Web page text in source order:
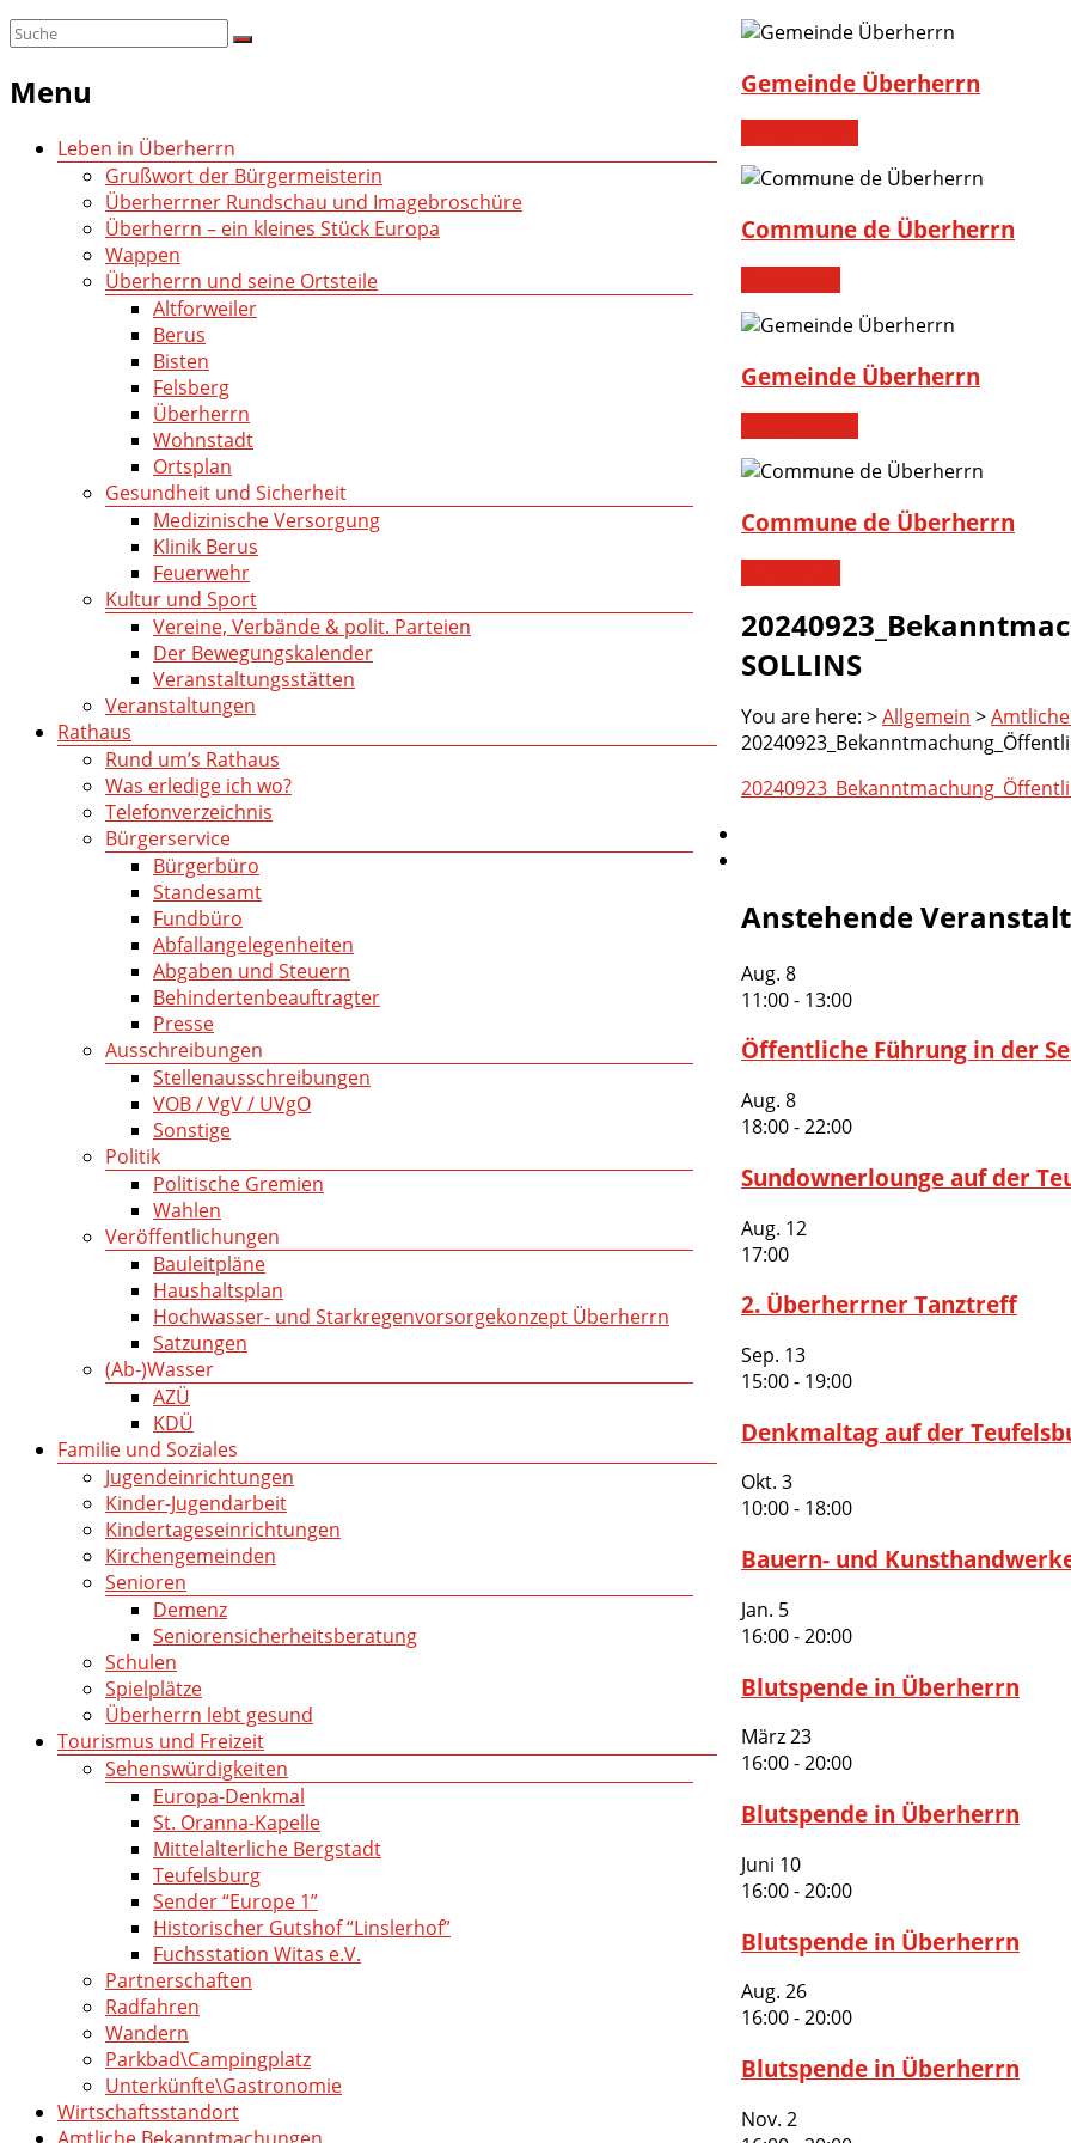
Menu
Leben in Überherrn
Grußwort der Bürgermeisterin
Überherrner Rundschau und Imagebroschüre
Überherrn – ein kleines Stück Europa
Wappen
Überherrn und seine Ortsteile
Altforweiler
Berus
Bisten
Felsberg
Überherrn
Wohnstadt
Ortsplan
Gesundheit und Sicherheit
Medizinische Versorgung
Klinik Berus
Feuerwehr
Kultur und Sport
Vereine, Verbände & polit. Parteien
Der Bewegungskalender
Veranstaltungsstätten
Veranstaltungen
Rathaus
Rund um’s Rathaus
Was erledige ich wo?
Telefonverzeichnis
Bürgerservice
Bürgerbüro
Standesamt
Fundbüro
Abfallangelegenheiten
Abgaben und Steuern
Behindertenbeauftragter
Presse
Ausschreibungen
Stellenausschreibungen
VOB / VgV / UVgO
Sonstige
Politik
Politische Gremien
Wahlen
Veröffentlichungen
Bauleitpläne
Haushaltsplan
Hochwasser- und Starkregenvorsorgekonzept Überherrn
Satzungen
(Ab-)Wasser
AZÜ
KDÜ
Familie und Soziales
Jugendeinrichtungen
Kinder-Jugendarbeit
Kindertageseinrichtungen
Kirchengemeinden
Senioren
Demenz
Seniorensicherheitsberatung
Schulen
Spielplätze
Überherrn lebt gesund
Tourismus und Freizeit
Sehenswürdigkeiten
Europa-Denkmal
St. Oranna-Kapelle
Mittelalterliche Bergstadt
Teufelsburg
Sender “Europe 1”
Historischer Gutshof “Linslerhof”
Fuchsstation Witas e.V.
Partnerschaften
Radfahren
Wandern
Parkbad\Campingplatz
Unterkünfte\Gastronomie
Wirtschaftsstandort
Gemeinde Überherrn
Commune de Überherrn
Gemeinde Überherrn
Commune de Überherrn
SOLLINS
You are here: >Allgemein >
Anstehende
Aug. 8
11:00- 13:00
Öffentliche Führung in der
Aug. 8
18:00-22:00
Sundownerlounge auf der
Aug. 12
17:00
2. Überherrner Tanztreff
Sep. 13
15:00- 19:00
Denkmaltag auf der
Okt. 3
10:00- 18:00
Bauern- und
Jan. 5
16:00-20:00
Blutspende in Überherrn
März23
16:00-20:00
Blutspende in Überherrn
Juni 10
16:00-20:00
Blutspende in Überherrn
Aug. 26
16:00-20:00
Blutspende in Überherrn
Nov. 2